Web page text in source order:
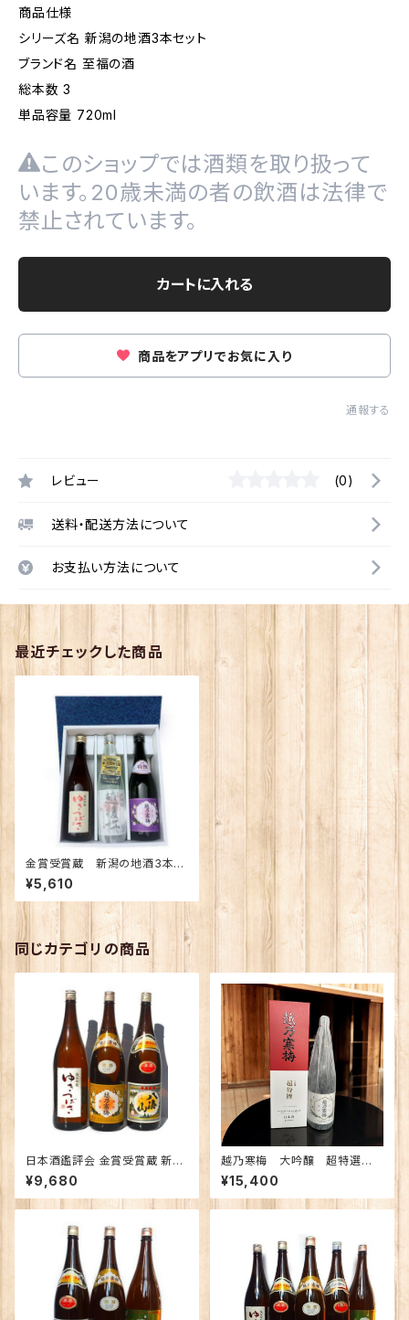
商品仕様
シリーズ名 新潟の地酒3本セット
ブランド名 至福の酒
総本数 3
単品容量 720ml
このショップでは酒類を取り扱って
います。20歳未満の者の飲酒は法律で
禁止されています。
カートに入れる
商品をアプリでお気に入り
通報する
レビュー (0)
送料・配送方法について
お支払い方法について
最近チェックした商品
金賞受賞蔵 新潟の地酒3本セ
ット 至福の酒「花」（越乃寒梅
吟醸特選、ゆきつばき 純米吟
醸、越後桜 大吟醸）
¥5,610
同じカテゴリの商品
日本酒鑑評会 金賞受賞蔵 新潟
の地酒飲み比べセット1800ｍｌ
×3本 （越乃寒梅 八海山 ゆきつ
ばき）
¥9,680
越乃寒梅 大吟醸 超特選 1.
8Ｌ 【限定】
¥15,400